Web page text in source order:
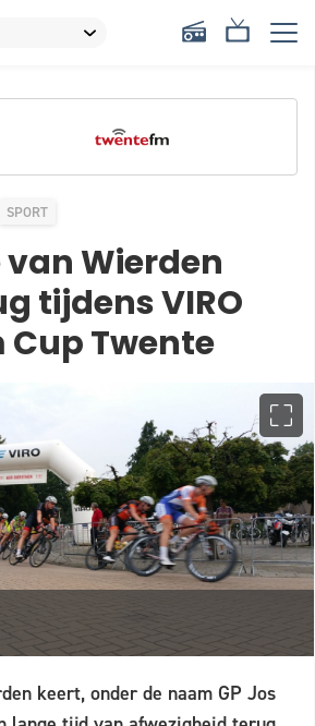
SPORT
van Wierden
tijdens VIRO
Twente
keert, onder de naam GP Jos